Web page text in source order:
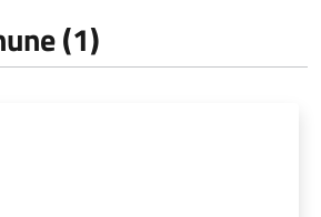
(1)